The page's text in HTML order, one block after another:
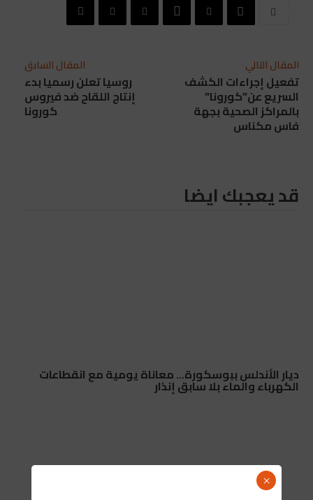
المقال السابق
روسيا تعلن رسميا بدء
إنتاج اللقاح ضد فيروس
كورونا
المقال التالي
تفعيل إجراءات الكشف
السريع عن”كورونا”
بالمراكز الصحية بجهة
فاس مكناس
قد يعجبك ايضا
ديار الأندلس ببوسكورة… معاناة يومية مع انقطاعات
الكهرباء والماء بلا سابق إنذار
×